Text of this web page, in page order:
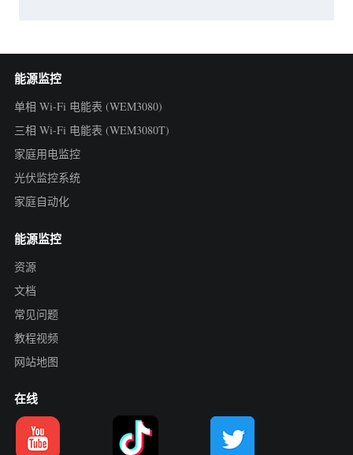
能源监控
单相 Wi-Fi 电能表 (WEM3080)
三相 Wi-Fi 电能表 (WEM3080T)
家庭用电监控
光伏监控系统
家庭自动化
能源监控
资源
文档
常见问题
教程视频
网站地图
在线